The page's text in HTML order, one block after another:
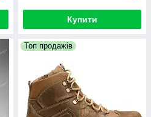
Купити
Топ продажів